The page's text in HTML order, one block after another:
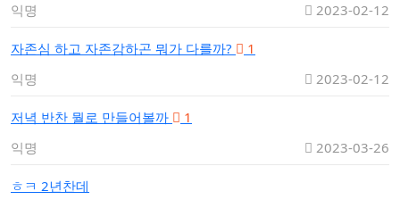
익명
2023-02-12
자존심 하고 자존감하곤 뭐가 다를까?
1
익명
2023-02-12
저녁 반찬 뭘로 만들어볼까
1
익명
2023-03-26
ㅎㅋ 2년찬데